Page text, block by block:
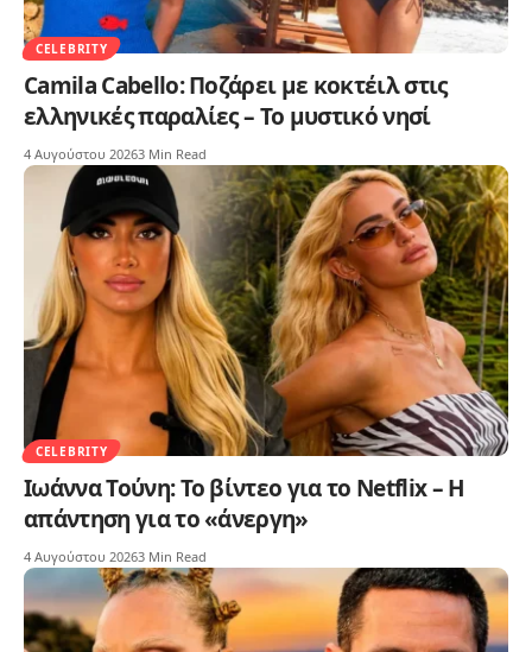
CELEBRITY
Camila Cabello: Ποζάρει με κοκτέιλ στις
ελληνικές παραλίες – Το μυστικό νησί
4 Αυγούστου 20263 Min Read
CELEBRITY
Ιωάννα Τούνη: Το βίντεο για το Netflix – Η
απάντηση για το «άνεργη»
4 Αυγούστου 20263 Min Read